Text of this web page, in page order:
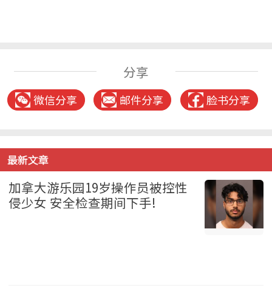
分享
微信分享 邮件分享 脸书分享
最新文章
加拿大游乐园19岁操作员被控性
侵少女 安全检查期间下手!